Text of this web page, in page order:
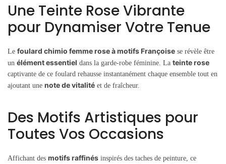
Une Teinte Rose Vibrante
pour Dynamiser Votre Tenue
Le foulard chimio femme rose à motifs Françoise se révèle être
un élément essentiel dans la garde-robe féminine. La teinte rose
captivante de ce foulard rehausse instantanément chaque ensemble tout en
ajoutant une note de vitalité et de fraîcheur.
Des Motifs Artistiques pour
Toutes Vos Occasions
Affichant des motifs raffinés inspirés des taches de peinture, ce